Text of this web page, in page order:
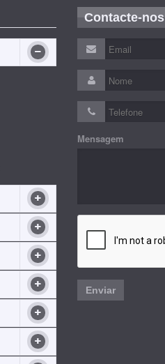
Contacte-nos
Mensagem
Enviar